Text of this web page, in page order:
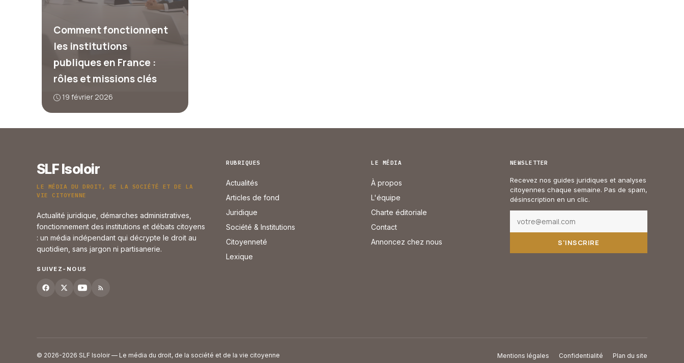
Comment fonctionnent
les institutions
publiques en France :
rôles et missions clés
19 février 2026
SLF Isoloir
LE MÉDIA DU DROIT, DE LA SOCIÉTÉ ET DE LA
VIE CITOYENNE
Actualité juridique, démarches administratives,
fonctionnement des institutions et débats citoyens
: un média indépendant qui décrypte le droit au
quotidien, sans jargon ni partisanerie.
SUIVEZ-NOUS
RUBRIQUES
Actualités
Articles de fond
Juridique
Société & Institutions
Citoyenneté
Lexique
LE MÉDIA
À propos
L'équipe
Charte éditoriale
Contact
Annoncez chez nous
NEWSLETTER
Recevez nos guides juridiques et analyses
citoyennes chaque semaine. Pas de spam,
désinscription en un clic.
S'INSCRIRE
© 2026-2026 SLF Isoloir — Le média du droit, de la société et de la vie citoyenne Mentions légales Confidentialité Plan du site